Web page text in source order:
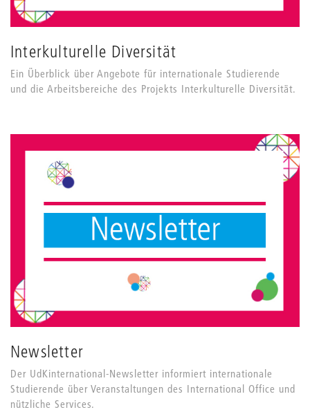
Interkulturelle Diversität
Ein Überblick über Angebote für internationale Studierende
und die Arbeitsbereiche des Projekts Interkulturelle Diversität.
Newsletter
Der UdKinternational-Newsletter informiert internationale
Studierende über Veranstaltungen des International Office und
nützliche Services.